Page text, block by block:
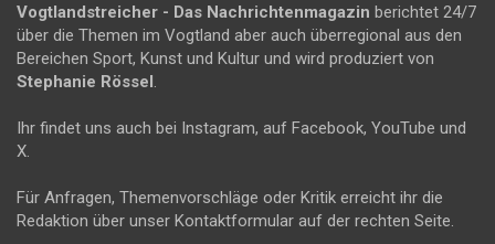
Vogtlandstreicher - Das Nachrichtenmagazin berichtet 24/7
über die Themen im Vogtland aber auch überregional aus den
Bereichen Sport, Kunst und Kultur und wird produziert von
Stephanie Rössel.
Ihr findet uns auch bei Instagram, auf Facebook, YouTube und
X.
Für Anfragen, Themenvorschläge oder Kritik erreicht ihr die
Redaktion über unser Kontaktformular auf der rechten Seite.